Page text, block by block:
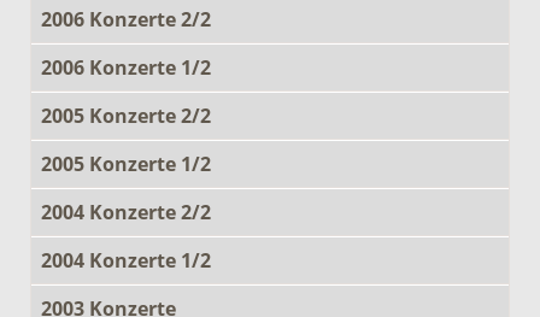
2006 Konzerte 2/2
2006 Konzerte 1/2
2005 Konzerte 2/2
2005 Konzerte 1/2
2004 Konzerte 2/2
2004 Konzerte 1/2
2003 Konzerte